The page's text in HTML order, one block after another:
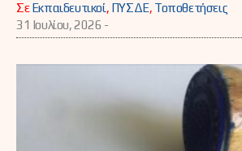
ΣεΕκπαιδευτικοί, ΠΥΣΔΕ, Τοποθετήσεις
31 Ιουλίου, 2026 -